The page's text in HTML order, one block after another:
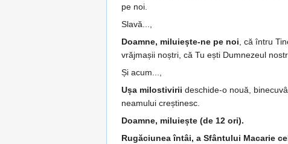
pe noi.
Slavă...,
Doamne, miluiește-ne pe noi, că întru
vrăj­mașii noștri, că Tu ești Dumne­zeul
Și acum...,
Ușa mi­lostivirii deschide-o nouă,
neamului creștinesc.
Doamne, miluiește (de 12 ori).
Rugăciunea întâi, a Sfântului Macarie